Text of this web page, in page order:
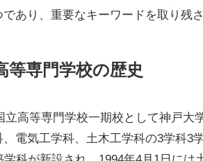
あり、重要なキーワードを取り残
等専門学校の歴史
立高等専門学校一期校として神戸大
電気工学科、土木工学科の3学科3
学科が新設され、1994年4月1日には